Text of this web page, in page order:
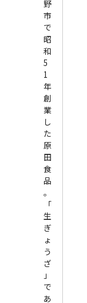
野
市
で
昭
和
5
1
年
創
業
し
た
原
田
食
品
。
「
生
ぎ
ょ
う
ざ
」
で
あ